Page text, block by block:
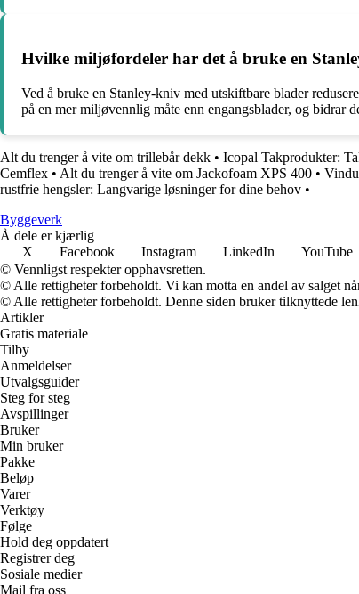
Hvilke miljøfordeler har det å bruke en
Ved å bruke en Stanley-kniv med utskiftbare blader
på en mer miljøvennlig måte enn engangsblader, og bidrar
Alt du trenger å vite om trillebår dekk • Icopal Takprodukter:
Cemflex • Alt du trenger å vite om Jackofoam XPS 400 •
rustfrie hengsler: Langvarige løsninger for dine behov •
Byggeverk
Å dele er kjærlig
X
Facebook Instagram LinkedIn YouTube
© Vennligst respekter opphavsretten.
© Alle rettigheter forbeholdt. Vi kan motta en andel av salget
© Alle rettigheter forbeholdt. Denne siden bruker tilknyttede
Artikler
Gratis materiale
Tilby
Anmeldelser
Utvalgsguider
Steg for steg
Avspillinger
Bruker
Min bruker
Pakke
Beløp
Varer
Verktøy
Følge
Hold deg oppdatert
Registrer deg
Sosiale medier
Mail fra oss